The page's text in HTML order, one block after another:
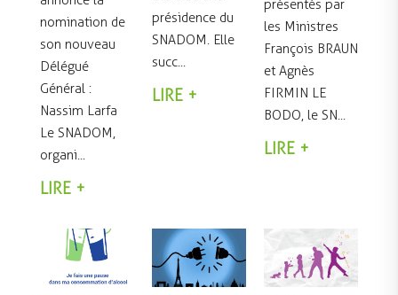
nomination de
son nouveau
Délégué
Général :
Nassim Larfa
Le SNADOM,
organi...
LIRE +
présidence du
SNADOM. Elle
succ...
LIRE +
présentés par
les Ministres
François BRAUN
et Agnès
FIRMIN LE
BODO, le SN...
LIRE +